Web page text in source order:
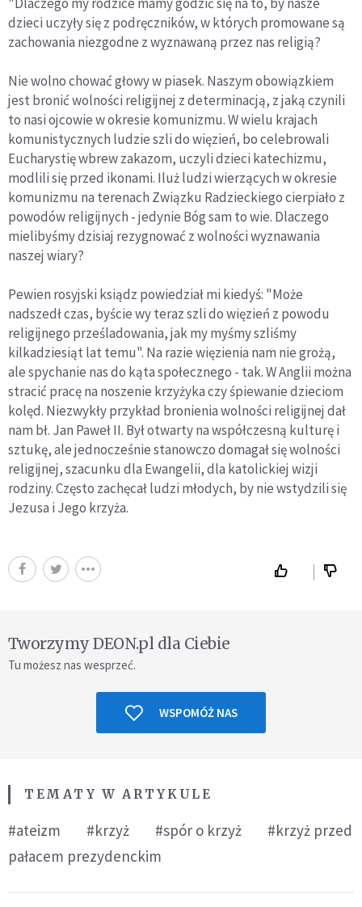
dzieci uczyły się z podręczników, w których promowane są
zachowania niezgodne z wyznawaną przez nas religią?
Nie wolno chować głowy w piasek. Naszym obowiązkiem
jest bronić wolności religijnej z determinacją, z jaką czynili
to nasi ojcowie w okresie komunizmu. W wielu krajach
komunistycznych ludzie szli do więzień, bo celebrowali
Eucharystię wbrew zakazom, uczyli dzieci katechizmu,
modlili się przed ikonami. Iluż ludzi wierzących w okresie
komunizmu na terenach Związku Radzieckiego cierpiało z
powodów religijnych - jedynie Bóg sam to wie. Dlaczego
mielibyśmy dzisiaj rezygnować z wolności wyznawania
naszej wiary?
Pewien rosyjski ksiądz powiedział mi kiedyś: "Może
nadszedł czas, byście wy teraz szli do więzień z powodu
religijnego prześladowania, jak my myśmy szliśmy
kilkadziesiąt lat temu". Na razie więzienia nam nie grożą,
ale spychanie nas do kąta społecznego - tak. W Anglii można
stracić pracę na noszenie krzyżyka czy śpiewanie dzieciom
kolęd. Niezwykły przykład bronienia wolności religijnej dał
nam bł. Jan Paweł II. Był otwarty na współczesną kulturę i
sztukę, ale jednocześnie stanowczo domagał się wolności
religijnej, szacunku dla Ewangelii, dla katolickiej wizji
rodziny. Często zachęcał ludzi młodych, by nie wstydzili się
Jezusa i Jego krzyża.
Tworzymy DEON.pl dla Ciebie
Tu możesz nas wesprzeć.
WSPOMÓŻ NAS
TEMATY W ARTYKULE
#ateizm #krzyż #spór o krzyż
#krzyż przed
pałacem prezydenckim